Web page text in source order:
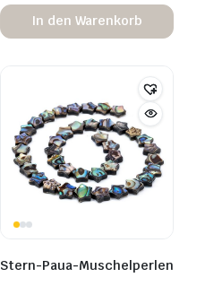
In den Warenkorb
Stern-Paua-Muschelperlen